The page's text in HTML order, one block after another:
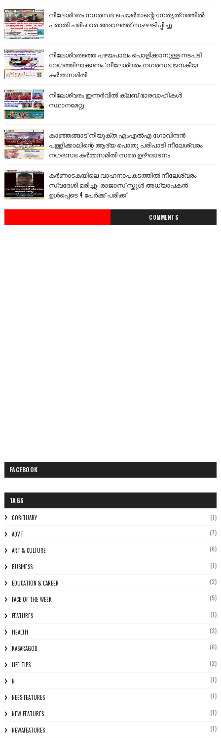
നീലേശ്വരം നഗരസഭ ചെയർമാന്റെ നേതൃത്വത്തിൽ
പരാതി പരിഹാര അദാലത്ത് സംഘടിപ്പിച്ചു
നീലേശ്വരത്തെ പഴയപാലം പൊളിക്കാനുള്ള നടപടി
വേഗത്തിലാക്കണം :നീലേശ്വരം നഗരസഭ ജനകീയ
കർമ്മസമിതി
നീലേശ്വരം ഇന്നർവീൽ ക്ലബ് ഭാരവാഹികൾ
സ്ഥാനമേറ്റു
കാഞ്ഞങ്ങാട് നിയുക്ത എംഎൽഎ ഗോവിന്ദൻ
പള്ളിക്കാലിന്റെ ആദ്യ പൊതു പരിപാടി നീലേശ്വരം
നഗരസഭ കർമ്മസമിതി സമര ഉദ്ഘാടനം
കർണാടകയിലെ വാഹനാപകടത്തിൽ നീലേശ്വരം
സ്വദേശി മരിച്ചു: രാജാസ് സ്കൂൾ അധ്യാപകൻ
ഉൾപ്പെടെ 4 പേർക്ക് പരിക്ക്
COMMENTS
FACEBOOK
TAGS
0OBITUARY (1)
ADVT (7)
ART & CULTURE (6)
BUSINESS (1)
EDUCATION & CAREER (2)
FACE OF THE WEEK (5)
FEATURES (1)
HEALTH (2)
KASARAGOD (6)
LIFE TIPS (2)
N (1)
NEES FEATURES (1)
NEW FEATURES (1)
NEWAFEATURES (1)